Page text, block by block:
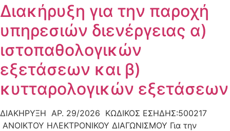
Διακήρυξη για την παροχή
υπηρεσιών διενέργειας α)
ιστοπαθολογικών
εξετάσεων και β)
κυτταρολογικών εξετάσεων
ΔΙΑΚΗΡΥΞΗ ΑΡ. 29/2026 ΚΩΔΙΚΟΣ ΕΣΗΔΗΣ:500217
ΑΝΟΙΚΤΟΥ ΗΛΕΚΤΡΟΝΙΚΟΥ ΔΙΑΓΩΝΙΣΜΟΥ Για την